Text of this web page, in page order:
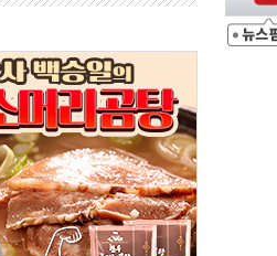
승세 뚜렷
대화 전략
잔액은 사상 최고
변수"